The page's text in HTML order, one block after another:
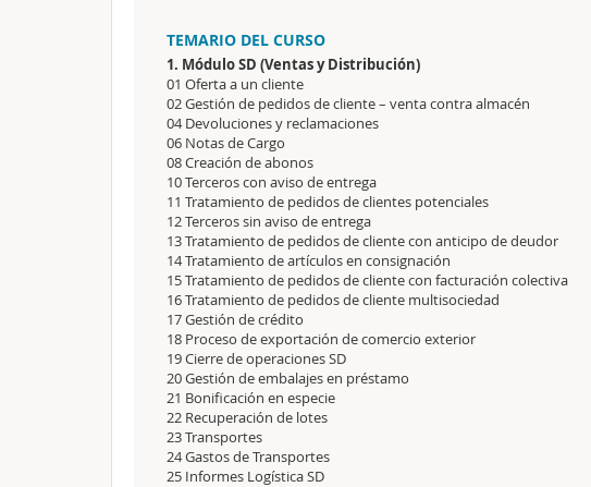
TEMARIO DEL CURSO
1. Módulo SD (Ventas y Distribución)
01 Oferta a un cliente
02 Gestión de pedidos de cliente – venta contra almacén
04 Devoluciones y reclamaciones
06 Notas de Cargo
08 Creación de abonos
10 Terceros con aviso de entrega
11 Tratamiento de pedidos de clientes potenciales
12 Terceros sin aviso de entrega
13 Tratamiento de pedidos de cliente con anticipo de deudor
14 Tratamiento de artículos en consignación
15 Tratamiento de pedidos de cliente con facturación colectiva
16 Tratamiento de pedidos de cliente multisociedad
17 Gestión de crédito
18 Proceso de exportación de comercio exterior
19 Cierre de operaciones SD
20 Gestión de embalajes en préstamo
21 Bonificación en especie
22 Recuperación de lotes
23 Transportes
24 Gastos de Transportes
25 Informes Logística SD